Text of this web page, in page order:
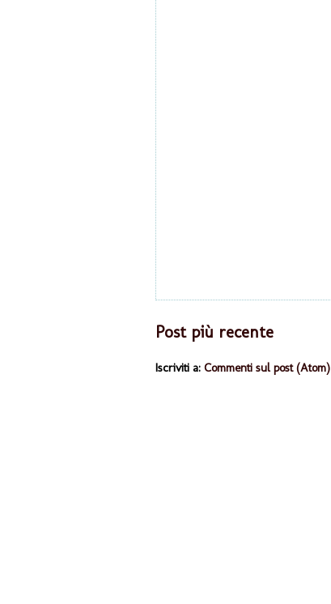
Post più recente
Iscriviti a: Commenti sul post (Atom)